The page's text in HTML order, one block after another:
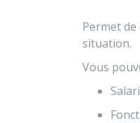
Permet
situation.
Vous